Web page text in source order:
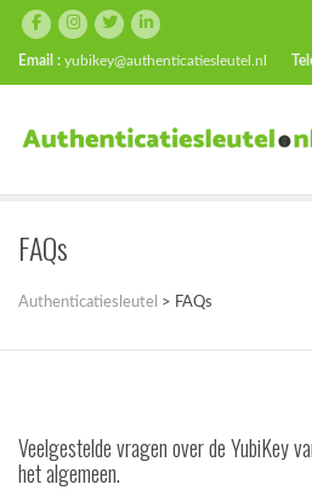
Email : yubikey@authenticatiesleutel.nl
FAQs
Authenticatiesleutel > FAQs
Veelgestelde vragen over de YubiKey
het algemeen.